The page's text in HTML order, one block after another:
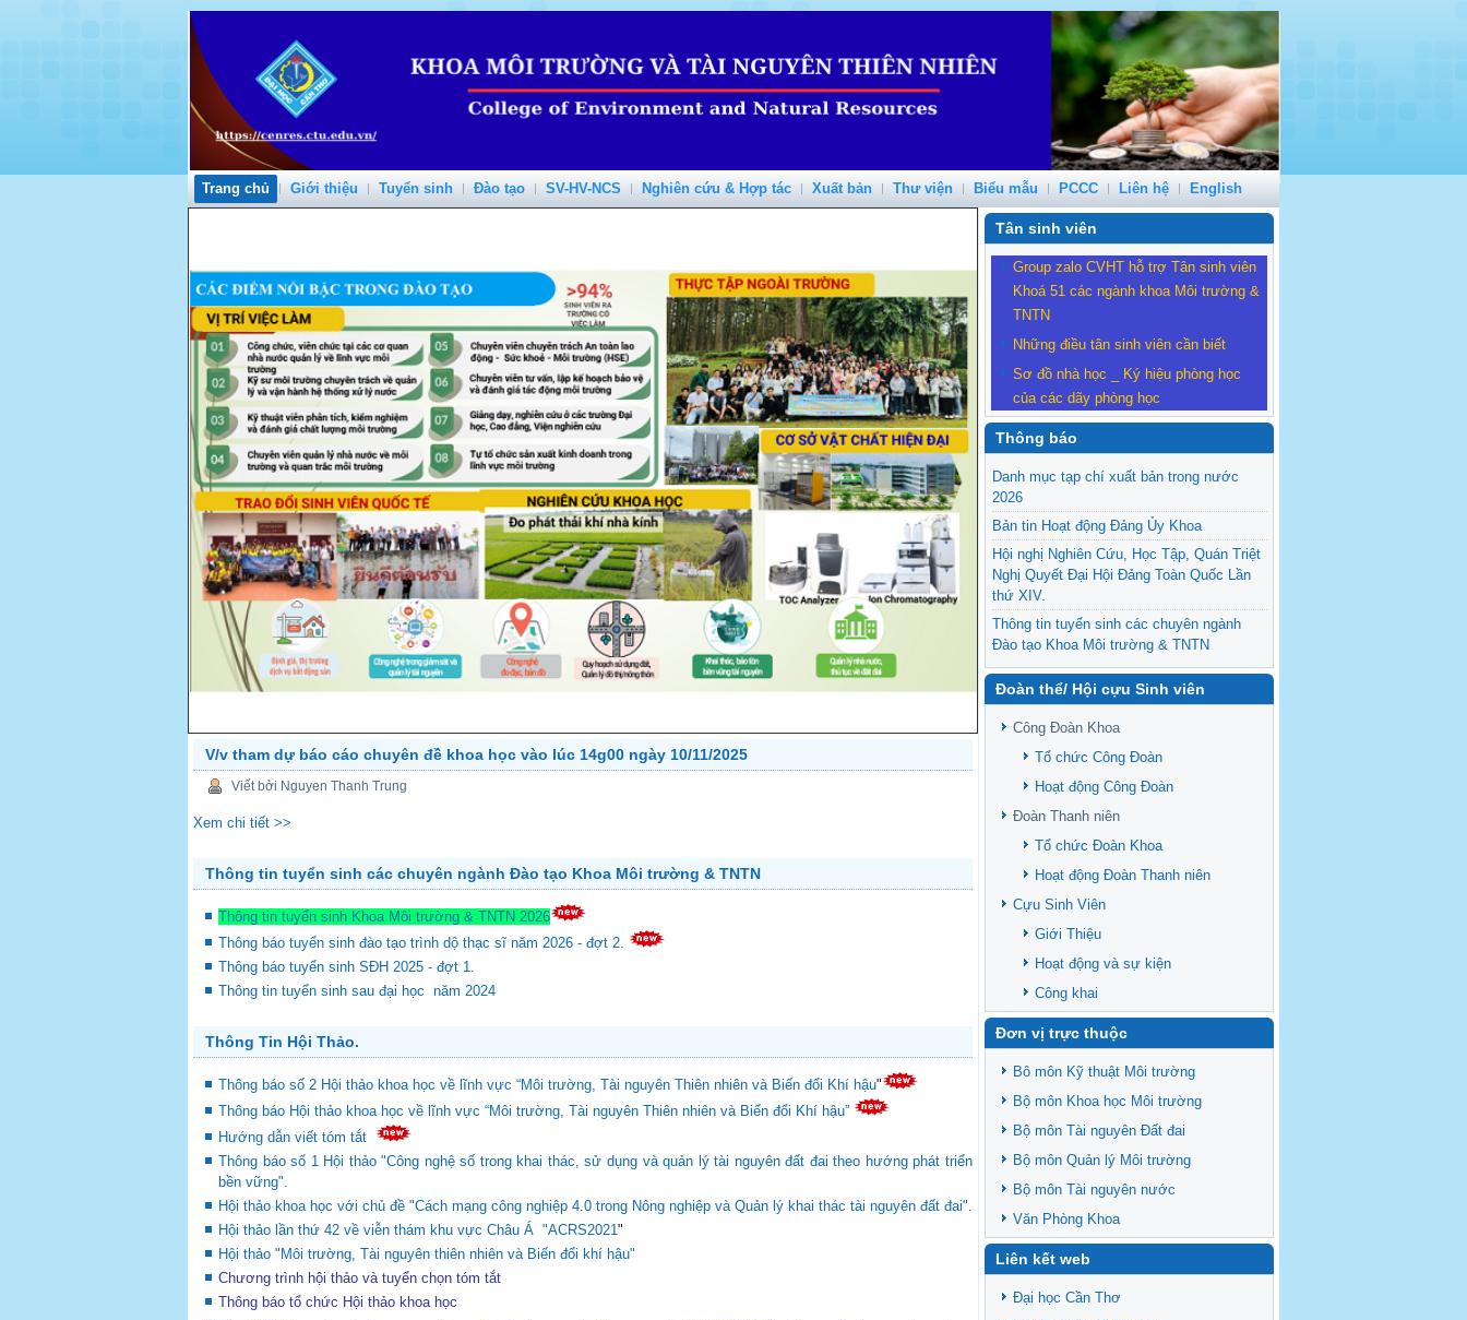
Trang chủ Giới thiệu Tuyển sinh Đào tạo SV-HV-NCS Nghiên cứu & Hợp tác Xuất bản Thư viện Biểu mẫu PCCC Liên hệ English
NEXT
V/v tham dự báo cáo chuyên đề khoa học vào lúc 14g00 ngày 10/11/2025
Viết bởi Nguyen Thanh Trung
Xem chi tiết >>
Thông tin tuyển sinh các chuyên ngành Đào tạo Khoa Môi trường & TNTN
Thông tin tuyển sinh Khoa Môi trường & TNTN 2026
Thông báo tuyển sinh đào tạo trình dộ thạc sĩ năm 2026 - đợt 2.
Thông báo tuyển sinh SĐH 2025 - đợt 1.
Thông tin tuyển sinh sau đại học năm 2024
Thông Tin Hội Thảo.
Thông báo số 2 Hội thảo khoa học về lĩnh vực “Môi trường, Tài nguyên Thiên nhiên và Biến đổi Khí hậu"
Thông báo Hội thảo khoa học về lĩnh vực “Môi trường, Tài nguyên Thiên nhiên và Biến đổi Khí hậu”
Hướng dẫn viết tóm tắt
Thông báo số 1 Hội thảo "Công nghệ số trong khai thác, sử dụng và quản lý tài nguyên đất đai theo hướng phát triển
bền vững".
Hội thảo khoa học với chủ đề "Cách mạng công nghiệp 4.0 trong Nông nghiệp và Quản lý khai thác tài nguyên đất đai".
Hội thảo lần thứ 42 về viễn thám khu vực Châu Á "ACRS2021"
Hội thảo "Môi trường, Tài nguyên thiên nhiên và Biến đổi khí hậu"
Chương trình hội thảo và tuyển chọn tóm tắt
Thông báo tổ chức Hội thảo khoa học
Tân sinh viên
Group zalo CVHT hỗ trợ Tân sinh viên
Khoá 51 các ngành khoa Môi trường &
TNTN
Những điều tân sinh viên cần biết
Sơ đồ nhà học _ Ký hiệu phòng học
của các dãy phòng học
Thông báo
Danh mục tạp chí xuất bản trong nước
2026
Bản tin Hoạt động Đảng Ủy Khoa
Hội nghị Nghiên Cứu, Học Tập, Quán Triệt
Nghị Quyết Đại Hội Đảng Toàn Quốc Lần
thứ XIV.
Thông tin tuyển sinh các chuyên ngành
Đào tạo Khoa Môi trường & TNTN
Feasibility evaluation of using cattle
manure for biogas production: A case study
Vietnamese Mekong Delta
Sediment properties in flood-based farming
systems in the Vietnamese upstream
Văn bản - Quy định
Ban chấp hành Đảng bộ khoa
Đoàn thể/ Hội cựu Sinh viên
Công Đoàn Khoa
Tổ chức Công Đoàn
Hoạt động Công Đoàn
Đoàn Thanh niên
Tổ chức Đoàn Khoa
Hoạt động Đoàn Thanh niên
Cựu Sinh Viên
Giới Thiệu
Hoạt động và sự kiện
Công khai
Đơn vị trực thuộc
Bô môn Kỹ thuật Môi trường
Bộ môn Khoa học Môi trường
Bộ môn Tài nguyên Đất đai
Bộ môn Quản lý Môi trường
Bộ môn Tài nguyên nước
Văn Phòng Khoa
Liên kết web
Đại học Cần Thơ